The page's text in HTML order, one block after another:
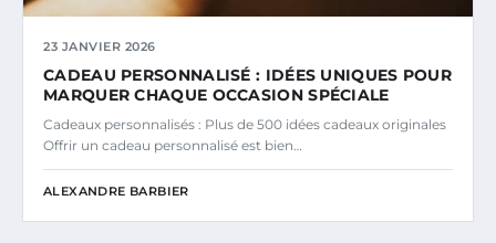
23 JANVIER 2026
CADEAU PERSONNALISÉ : IDÉES UNIQUES POUR
MARQUER CHAQUE OCCASION SPÉCIALE
Cadeaux personnalisés : Plus de 500 idées cadeaux originales
Offrir un cadeau personnalisé est bien…
ALEXANDRE BARBIER